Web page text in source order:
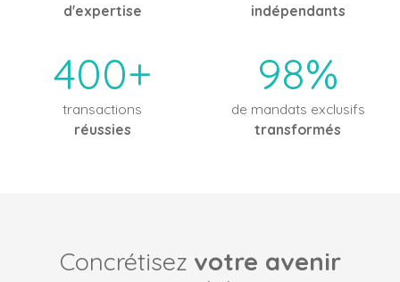
d'expertise
indépendants
400+
transactions
réussies
98%
de mandats exclusifs
transformés
Concrétisez votre avenir